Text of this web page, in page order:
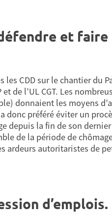
et
CDD sur le chantier du
de l’UL CGT. Les
donnaient les moyens
préféré éviter un
depuis la fin de son
de la période de
ardeurs autoritaristes de
d’emplois.